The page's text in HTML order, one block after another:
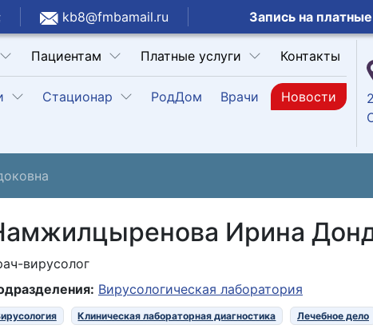
kb8@fmbamail.ru Запись на
Пациентам Платные услуги Контакты
Стационар РодДом Врачи Новости
Ирина
вирусолог
Вирусологическая лаборатория
Клиническая лабораторная диагностика Лечебное дело